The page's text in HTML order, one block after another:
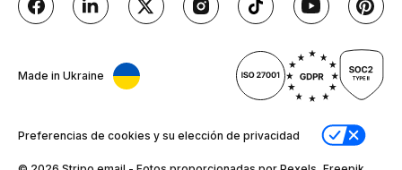
Made in Ukraine
Preferencias de cookies y su elección de privacidad